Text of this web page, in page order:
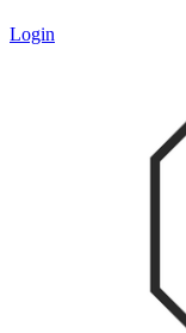
Login